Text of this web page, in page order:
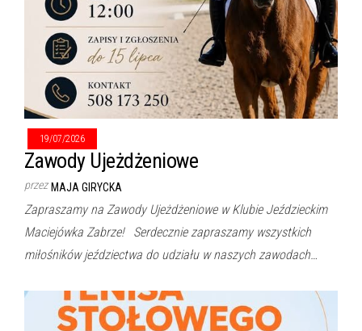
19/07/2026
Zawody Ujeżdżeniowe
przez MAJA GIRYCKA
Zapraszamy na Zawody Ujeżdżeniowe w Klubie Jeździeckim
Maciejówka Zabrze! Serdecznie zapraszamy wszystkich
miłośników jeździectwa do udziału w naszych zawodach…